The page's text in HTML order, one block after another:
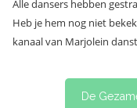
Alle dansers hebben
Heb je hem nog niet
kanaal van Marjolein
De